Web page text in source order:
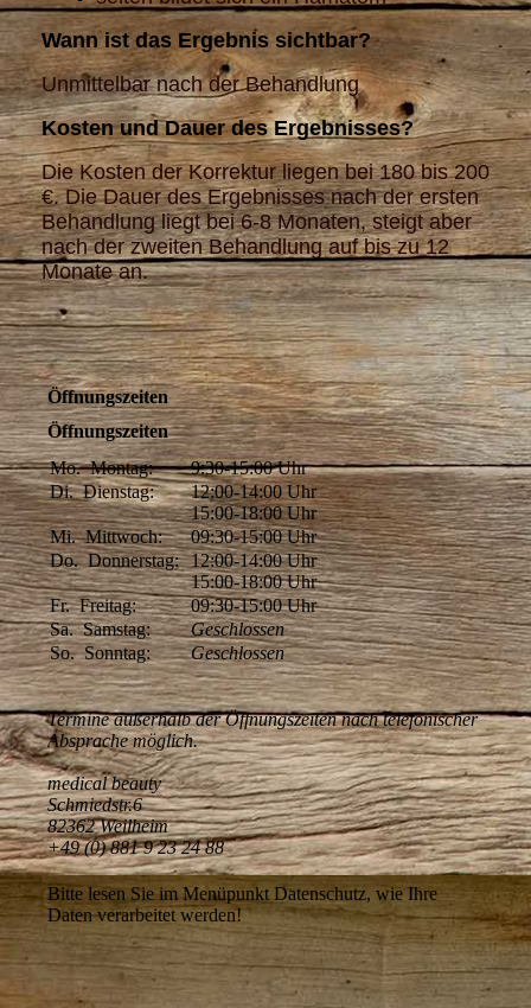
Wann ist das Ergebnis sichtbar?
Unmittelbar nach der Behandlung
Kosten und Dauer des Ergebnisses?
Die Kosten der Korrektur liegen bei 180 bis 200
€. Die Dauer des Ergebnisses nach der ersten
Behandlung liegt bei 6-8 Monaten, steigt aber
nach der zweiten Behandlung auf bis zu 12
Monate an.
Öffnungszeiten
Öffnungszeiten
Mo.Montag: 9:30-15:00Uhr
Di.Dienstag: 12:00-14:00Uhr
15:00-18:00Uhr
Mi.Mittwoch: 09:30-15:00Uhr
Do.Donnerstag:12:00-14:00Uhr
15:00-18:00Uhr
Fr.Freitag: 09:30-15:00Uhr
Sa.Samstag:
Geschlossen
So.Sonntag: Geschlossen
Termine außerhalb der Öffnungszeiten nach telefonischer
Absprache möglich.
medical beauty
Schmiedstr.6
82362 Weilheim
+49 (0) 881 9 23 24 88
Bitte lesen Sie im Menüpunkt Datenschutz, wie Ihre
Daten verarbeitet werden!